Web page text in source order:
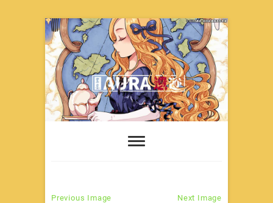
Skip
to
content
Previous Image Next Image